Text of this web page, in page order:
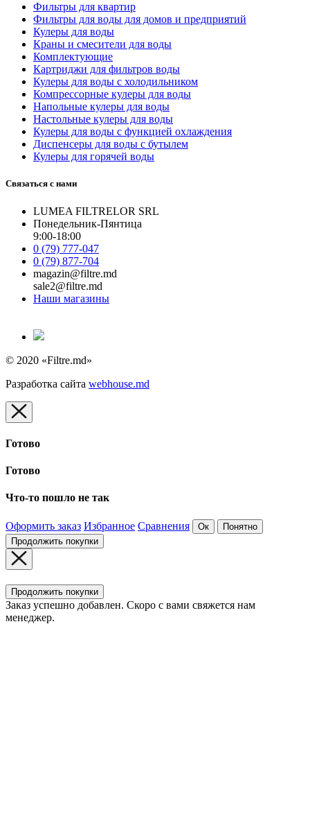
Фильтры для квартир
Фильтры для воды для домов и предприятий
Кулеры для воды
Краны и смесители для воды
Комплектующие
Картриджи для фильтров воды
Кулеры для воды с холодильником
Компрессорные кулеры для воды
Напольные кулеры для воды
Настольные кулеры для воды
Кулеры для воды с функцией охлаждения
Диспенсеры для воды с бутылем
Кулеры для горячей воды
Связаться с нами
LUMEA FILTRELOR SRL
Понедельник-Пянтица
9:00-18:00
0 (79) 777-047
0 (79) 877-704
magazin@filtre.md
sale2@filtre.md
Наши магазины
© 2020 «Filtre.md»
Разработка сайта webhouse.md
Готово
Готово
Что-то пошло не так
Оформить заказ Избранное Сравнения Ок
Понятно
Продолжить покупки
Продолжить покупки
Заказ успешно добавлен. Скоро с вами свяжется нам
менеджер.